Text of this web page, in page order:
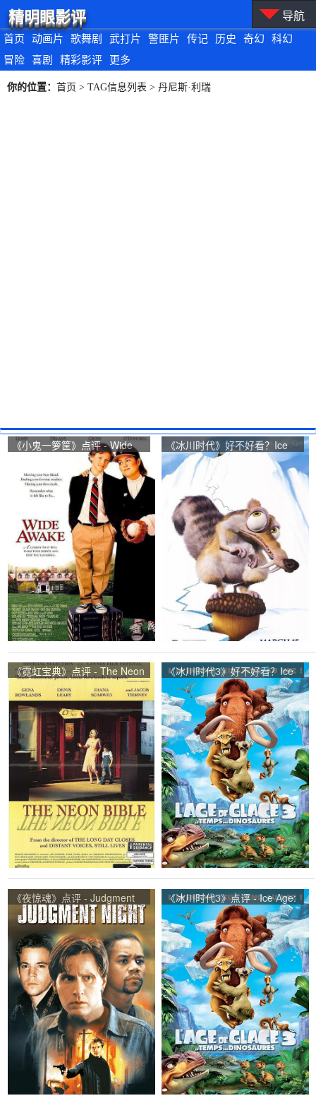
首页 动画片 歌舞剧 武打片 警匪片 传记 历史 奇幻
科幻
冒险
喜剧 精彩影评 更多
精明眼影评 导航
你的位置： 首页 > TAG信息列表 > 丹尼斯·利瑞
《小鬼一箩筐》点评 - Wide
《冰川时代》好不好看？Ice
Age观众点评及剧本
《霓虹宝典》点评 - The Neon
Bible网友评价
《冰川时代3》好不好看？Ice
Age: Dawn of the Dinosaurs
观众点评及剧本
《夜惊魂》点评 - Judgment
Night网友评价
《冰川时代3》点评 - Ice Age:
Dawn of the Dinosaurs网友评
价